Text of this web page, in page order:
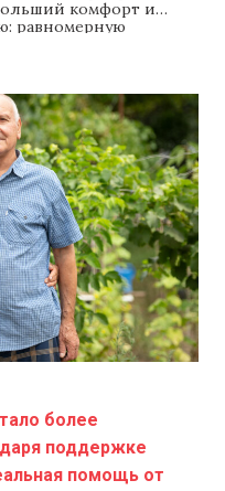
комфорт и
равномерную
системы
привлекательность
в современном
лей, вложенный
более
поддержке
помощь от